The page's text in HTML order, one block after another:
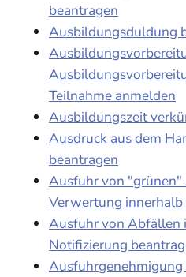
beantragen
Ausbildungsduldung
Teilnahme anmelden
Ausbildungszeit
Ausdruck aus dem
beantragen
Ausfuhr von
Verwertung innerhalb
Ausfuhr von Abfällen
Notifizierung